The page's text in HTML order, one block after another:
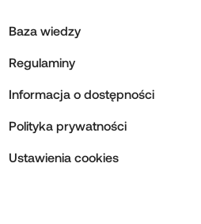
Baza wiedzy
Regulaminy
Informacja o dostępności
Polityka prywatności
Ustawienia cookies